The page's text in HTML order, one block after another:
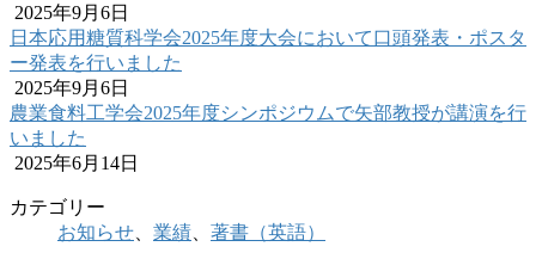
2025年9月6日
日本応用糖質科学会2025年度大会において口頭発表・ポスタ
ー発表を行いました
2025年9月6日
農業食料工学会2025年度シンポジウムで矢部教授が講演を行
いました
2025年6月14日
カテゴリー
お知らせ
業績 著書（英語）